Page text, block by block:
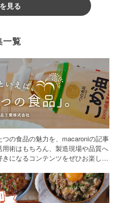
見る
一覧
の食品の魅力を、macaroniの記事
術はもちろん、製造現場や品質へ
になるコンテンツをぜひお楽しみ